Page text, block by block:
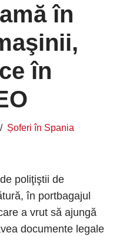
în
în
Șoferi în Spania
poliţiştii de
în portbagajul
a vrut să ajungă
documente legale